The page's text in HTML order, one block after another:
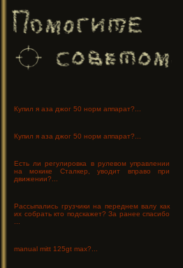
Купил я аза джог 50 норм аппарат?...
Купил я аза джог 50 норм аппарат?...
Есть ли регулировка в рулевом управлении
на мокике Сталкер, уводит вправо при
движении?...
Рассыпались грузчики на переднем валу как
их собрать кто подскажет? За ранее спасибо
...
manual mitt 125gt max?...